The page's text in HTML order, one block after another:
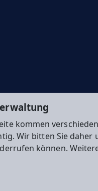
kommen
Wir bitten Sie daher
können.